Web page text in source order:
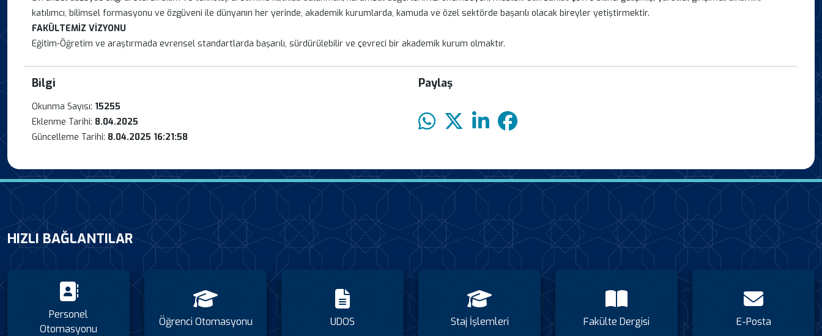
katılımcı, bilimsel formasyonu ve özgüveni ile dünyanın her yerinde, akademik kurumlarda, kamuda ve özel sektörde başarılı olacak bireyler yetiştirmektir.
FAKÜLTEMİZ VİZYONU
Eğitim-Öğretim ve araştırmada evrensel standartlarda başarılı, sürdürülebilir ve çevreci bir akademik kurum olmaktır.
Bilgi
Okunma Sayısı: 15255
Eklenme Tarihi: 8.04.2025
Güncelleme Tarihi: 8.04.2025 16:21:58
Paylaş
HIZLI BAĞLANTILAR
Personel
Otomasyonu
Öğrenci Otomasyonu UDOS Staj İşlemleri Fakülte Dergisi E-Posta